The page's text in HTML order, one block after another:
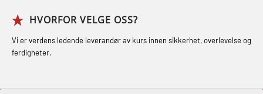
GWO: BST – Offshore (Blended with
(RBSBLE018)
STCW Oppdatering Medisinsk
Påbygging fra Offshore Norge til
HVORFOR VELGE OSS?
Vi er verdens ledende leverandør av kurs innen sikkerhet, overlevelse og
ferdigheter.